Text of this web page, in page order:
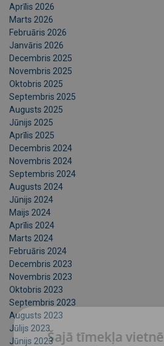
Aprīlis 2026
Marts 2026
Februāris 2026
Janvāris 2026
Decembris 2025
Novembris 2025
Oktobris 2025
Septembris 2025
Augusts 2025
Jūnijs 2025
Aprīlis 2025
Decembris 2024
Novembris 2024
Septembris 2024
Augusts 2024
Jūnijs 2024
Maijs 2024
Aprīlis 2024
Marts 2024
Februāris 2024
Decembris 2023
Novembris 2023
Oktobris 2023
Septembris 2023
Augusts 2023
Jūlijs 2023
Jūnijs 2023Šajā tīmekļa